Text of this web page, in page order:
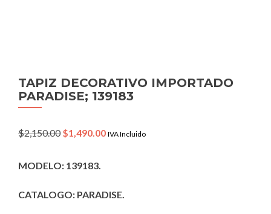
TAPIZ DECORATIVO IMPORTADO
PARADISE; 139183
$2,150.00 Original
$2,150.00.
$1,490.00Current
IVA Incluido
MODELO: 139183.
CATALOGO: PARADISE.